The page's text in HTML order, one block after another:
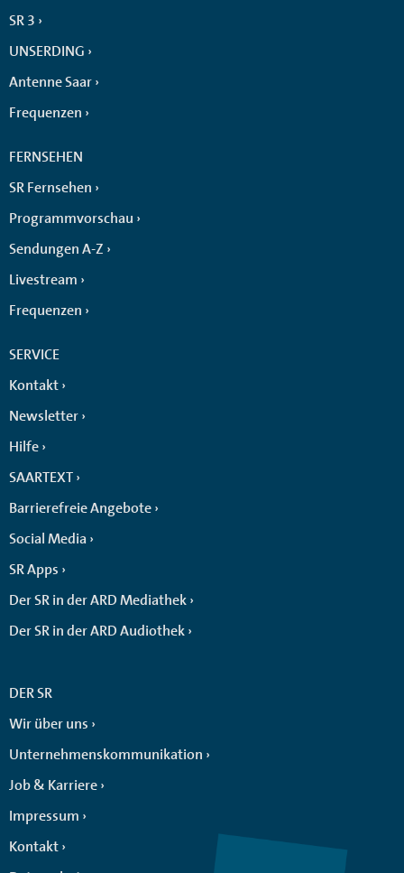
SR 3
UNSERDING
Antenne Saar
Frequenzen
FERNSEHEN
SR Fernsehen
Programmvorschau
Sendungen A-Z
Livestream
Frequenzen
SERVICE
Kontakt
Newsletter
Hilfe
SAARTEXT
Barrierefreie Angebote
Social Media
SR Apps
Der SR in der ARD Mediathek
Der SR in der ARD Audiothek
DER SR
Wir über uns
Unternehmenskommunikation
Job & Karriere
Impressum
Kontakt